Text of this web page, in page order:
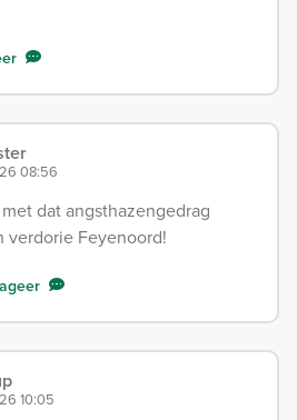
08:56
dat angsthazengedrag
verdorie Feyenoord!
10:05